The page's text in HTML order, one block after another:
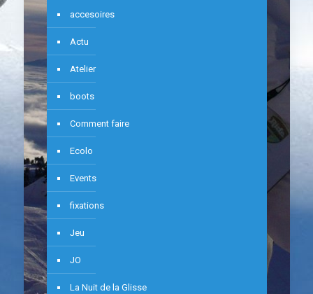
accesoires
Actu
Atelier
boots
Comment faire
Ecolo
Events
fixations
Jeu
JO
La Nuit de la Glisse